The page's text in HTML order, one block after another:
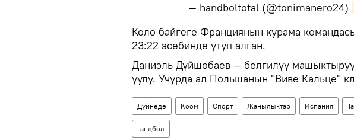
— handboltotal (@tonimanero24)
​Коло байгеге Франциянын курама
23:22 эсебинде утуп алган.
Даниэль Дүйшөбаев — белгилүү
уулу. Учурда ал Польшанын "Виве Кальце"
Дүйнөдө Коом Спорт Жаңылыктар Испания
гандбол